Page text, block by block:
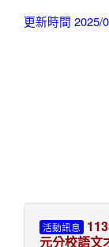
更新時間 2025/
活動訊息
元分校語文